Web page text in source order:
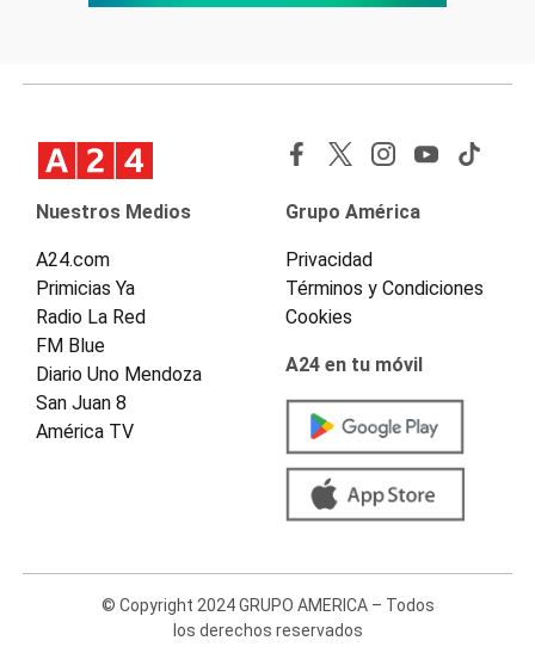
Nuestros Medios
A24.com
Primicias Ya
Radio La Red
FM Blue
Diario Uno Mendoza
San Juan 8
América TV
Grupo América
Privacidad
Términos y Condiciones
Cookies
A24 en tu móvil
© Copyright 2024 GRUPO AMERICA – Todos
los derechos reservados